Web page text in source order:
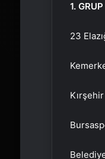
1. GRUP
23